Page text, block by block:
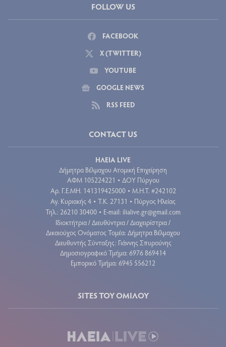
FOLLOW US
FACEBOOK
X (TWITTER)
YOUTUBE
GOOGLE NEWS
RSS FEED
CONTACT US
ΗΛΕΙΑ LIVE
Δήμητρα Βέλμαχου Ατομική Επιχείρηση
ΑΦΜ 105224221 • ΔΟΥ Πύργου
Aρ. Γ.Ε.ΜΗ. 141319425000 • Μ.Η.Τ. #242102
Αγ. Κυριακής 4 • Τ.Κ. 27131 • Πύργος Ηλείας
Τηλ.: 26210 30400 • E-mail: ilialive.gr@gmail.com
Ιδιοκτήτρια / Διευθύντρια / Διαχειρίστρια /
Δικαιούχος Ονόματος Τομέα: Δήμητρα Βέλμαχου
Διευθυντής Σύνταξης: Γιάννης Σπυρούνης
Δημοσιογραφικό Τμήμα: 6976 869414
Εμπορικό Τμήμα: 6945 556212
SITES ΤΟΥ ΟΜΙΛΟΥ